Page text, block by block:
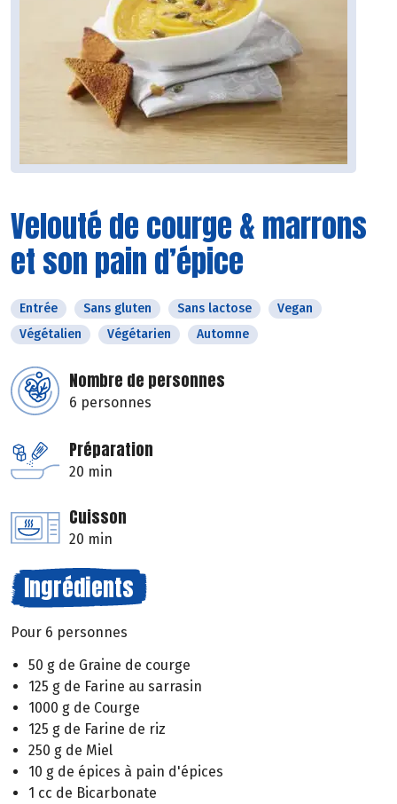
Velouté de courge & marrons
et son pain d’épice
Entrée Sans gluten Sans lactose
Vegan
Végétalien
Végétarien Automne
Nombre de personnes
6 personnes
Préparation
20 min
Cuisson
20 min
Ingrédients
Pour 6 personnes
50 g de Graine de courge
125 g de Farine au sarrasin
1000 g de Courge
125 g de Farine de riz
250 g de Miel
10 g de épices à pain d'épices
1 cc de Bicarbonate